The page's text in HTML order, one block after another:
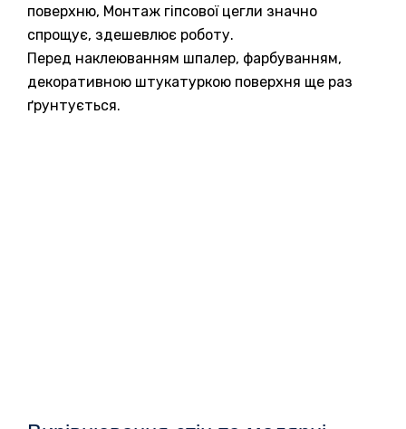
поверхню, Монтаж гіпсової цегли значно
спрощує, здешевлює роботу.
Перед наклеюванням шпалер, фарбуванням,
декоративною штукатуркою поверхня ще раз
ґрунтується.